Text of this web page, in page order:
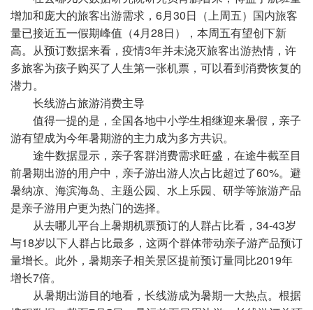
增加和庞大的旅客出游需求，6月30日（上周五）国内旅客
量已接近五一假期峰值（4月28日），本周五有望创下新
高。从预订数据来看，疫情3年并未浇灭旅客出游热情，许
多旅客为孩子购买了人生第一张机票，可以看到消费恢复的
潜力。
长线游占旅游消费主导
值得一提的是，全国各地中小学生相继迎来暑假，亲子
游有望成为今年暑期游的主力成为多方共识。
途牛数据显示，亲子客群消费需求旺盛，在途牛截至目
前暑期出游的用户中，亲子游出游人次占比超过了60%。避
暑纳凉、海滨海岛、主题公园、水上乐园、研学等旅游产品
是亲子游用户更为热门的选择。
从去哪儿平台上暑期机票预订的人群占比看，34-43岁
与18岁以下人群占比最多，这两个群体带动亲子游产品预订
量增长。此外，暑期亲子相关景区提前预订量同比2019年
增长7倍。
从暑期出游目的地看，长线游成为暑期一大热点。根据